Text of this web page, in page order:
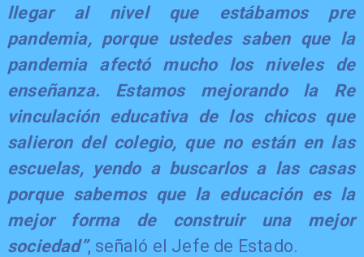
llegar al nivel que estábamos pre
pandemia, porque ustedes saben que la
pandemia afectó mucho los niveles de
enseñanza. Estamos mejorando la Re
vinculación educativa de los chicos que
salieron del colegio, que no están en las
escuelas, yendo a buscarlos a las casas
porque sabemos que la educación es la
mejor forma de construir una mejor
sociedad”, señaló el Jefe de Estado.